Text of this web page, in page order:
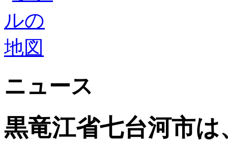
ニュース
黒竜江省七台河市